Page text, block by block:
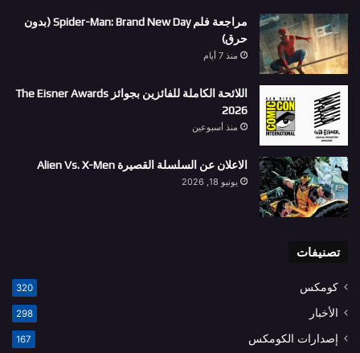
مراجعة فلم Spider-Man: Brand New Day (بدون
حرق)
منذ 7 أيام
اللائحة الكاملة للفائزين بجوائز The Eisner Awards
2026
منذ أسبوعين
الاعلان عن السلسلة القصيرة Alien Vs. X-Men
يونيو 18, 2026
تصنيفات
كومكس 320
الأخبار 298
إصدارات الكومكس 167